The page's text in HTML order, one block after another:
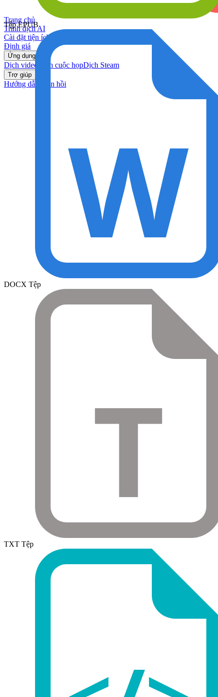
Trang chủ
Trình dịch AI
Cài đặt tiện ích
Định giá
Ứng dụng
Dịch video Dịch cuộc họpDịch Steam
Trợ giúp
Hướng dẫn Phản hồi
Tệp EPUB
DOCX Tệp
TXT Tệp